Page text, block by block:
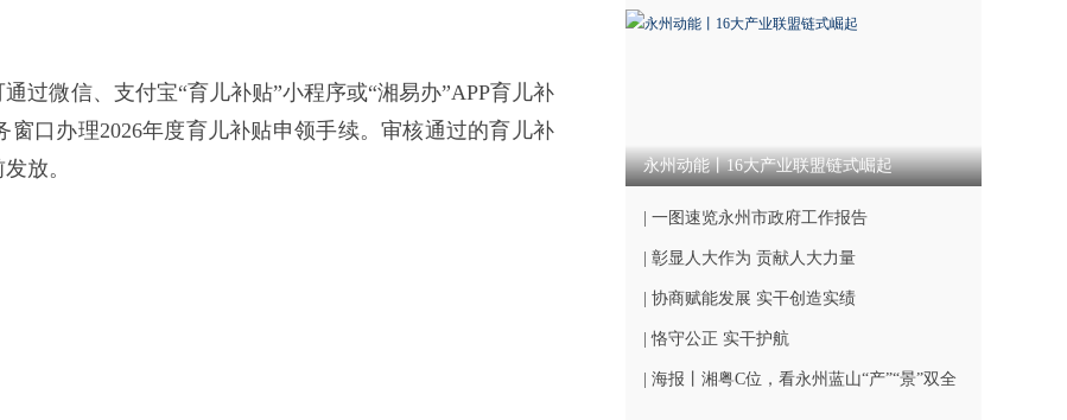
过微信、支付宝“育儿补贴”小程序或“湘易办”APP育儿补
口办理2026年度育儿补贴申领手续。审核通过的育儿补
放。
永州动能丨16大产业联盟链式崛起
| 一图速览永州市政府工作报告
| 彰显人大作为 贡献人大力量
| 协商赋能发展 实干创造实绩
| 恪守公正 实干护航
| 海报丨湘粤C位，看永州蓝山“产”“景”双全